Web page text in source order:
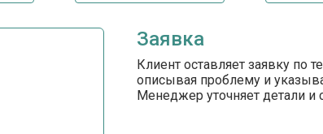
Заявка
Клиент оставляет заявку по
описывая проблему и
Менеджер уточняет детали и